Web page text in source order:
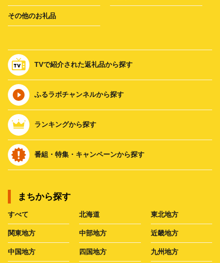
その他のお礼品
TVで紹介された返礼品から探す
ふるラボチャンネルから探す
ランキングから探す
番組・特集・キャンペーンから探す
まちから探す
すべて 北海道 東北地方
関東地方 中部地方 近畿地方
中国地方 四国地方 九州地方